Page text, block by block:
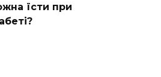
їсти при